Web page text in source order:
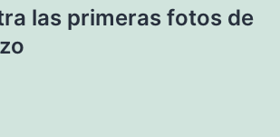
las primeras fotos de